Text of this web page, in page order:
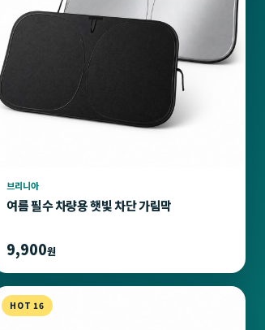
브리니아
여름 필수 차량용 햇빛 차단 가림막
9,900원
HOT 16